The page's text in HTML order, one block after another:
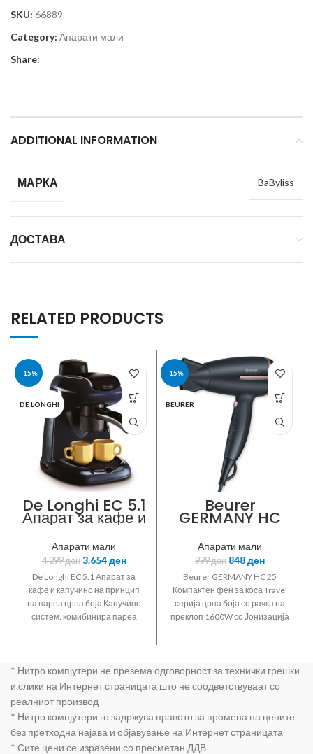
SKU: 66889
Category: Апарати мали
Share:
ADDITIONAL INFORMATION
МАРКА BaByliss
ДОСТАВА
RELATED PRODUCTS
-15%
DE LONGHI
De Longhi EC 5.1
Апарат за кафе и
капучино на
принцип на
пареа црна боја
Апарати мали
4.299ден 3.654ден
De Longhi EC 5.1 Апарат за
кафе и капучино на принцип
на пареа црна боја Капучино
систем: комибинира пареа
случајно отворање
Варијабилна пареа која се
4 кафиња со еден резервоар
Вклучен адаптер за правење 2
кафиња одеднаш 800W
-15%
BEURER
Beurer
GERMANY HC
25 Компактен
фен за коса
Апарати мали
999ден 848ден
Beurer GERMANY HC 25
Компактен фен за коса Travel
серија црна боја со рачка на
преклоп 1600W со Јонизација
компатибилен со
110/120/220/240V за
од прегревање
* Нитро компјутери не презема одговорност за технички грешки
и слики на Интернет страницата што не соодветствуваат со
реалниот производ
* Нитро компјутери го задржува правото за промена на цените
без претходна најава и објавување на Интернет страницата
* Сите цени се изразени со пресметан ДДВ